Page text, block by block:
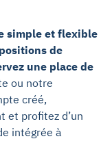
simple et flexible
de
une place de
ou notre
créé,
et profitez d’un
intégrée à